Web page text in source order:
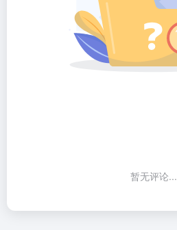
暂无评论...